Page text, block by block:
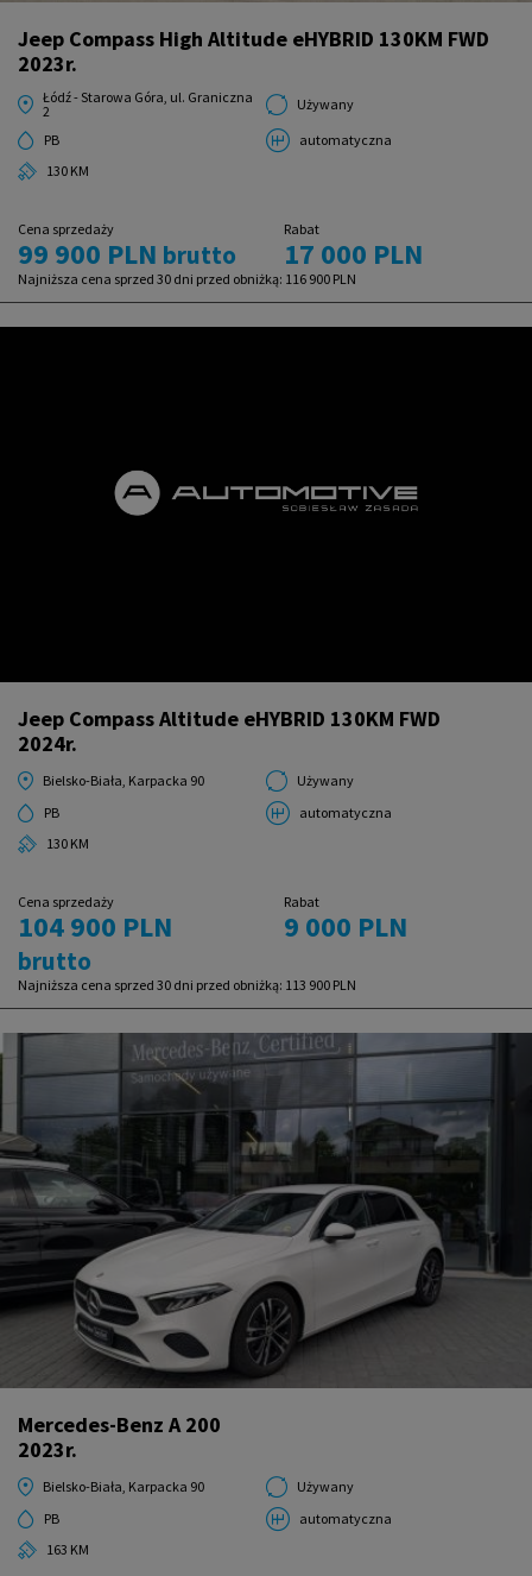
Jeep Compass High Altitude eHYBRID 130KM FWD
2023r.
Łódź - Starowa Góra, ul. Graniczna
2
Używany
PB
automatyczna
130 KM
Cena sprzedaży
99 900 PLN brutto
Rabat
17 000 PLN
Najniższa cena sprzed 30 dni przed obniżką: 116 900 PLN
Jeep Compass Altitude eHYBRID 130KM FWD
2024r.
Bielsko-Biała, Karpacka 90
Używany
PB
automatyczna
130 KM
Cena sprzedaży
104 900 PLN
brutto
Rabat
9 000 PLN
Najniższa cena sprzed 30 dni przed obniżką: 113 900 PLN
Mercedes-Benz A 200
2023r.
Bielsko-Biała, Karpacka 90
Używany
PB
automatyczna
163 KM